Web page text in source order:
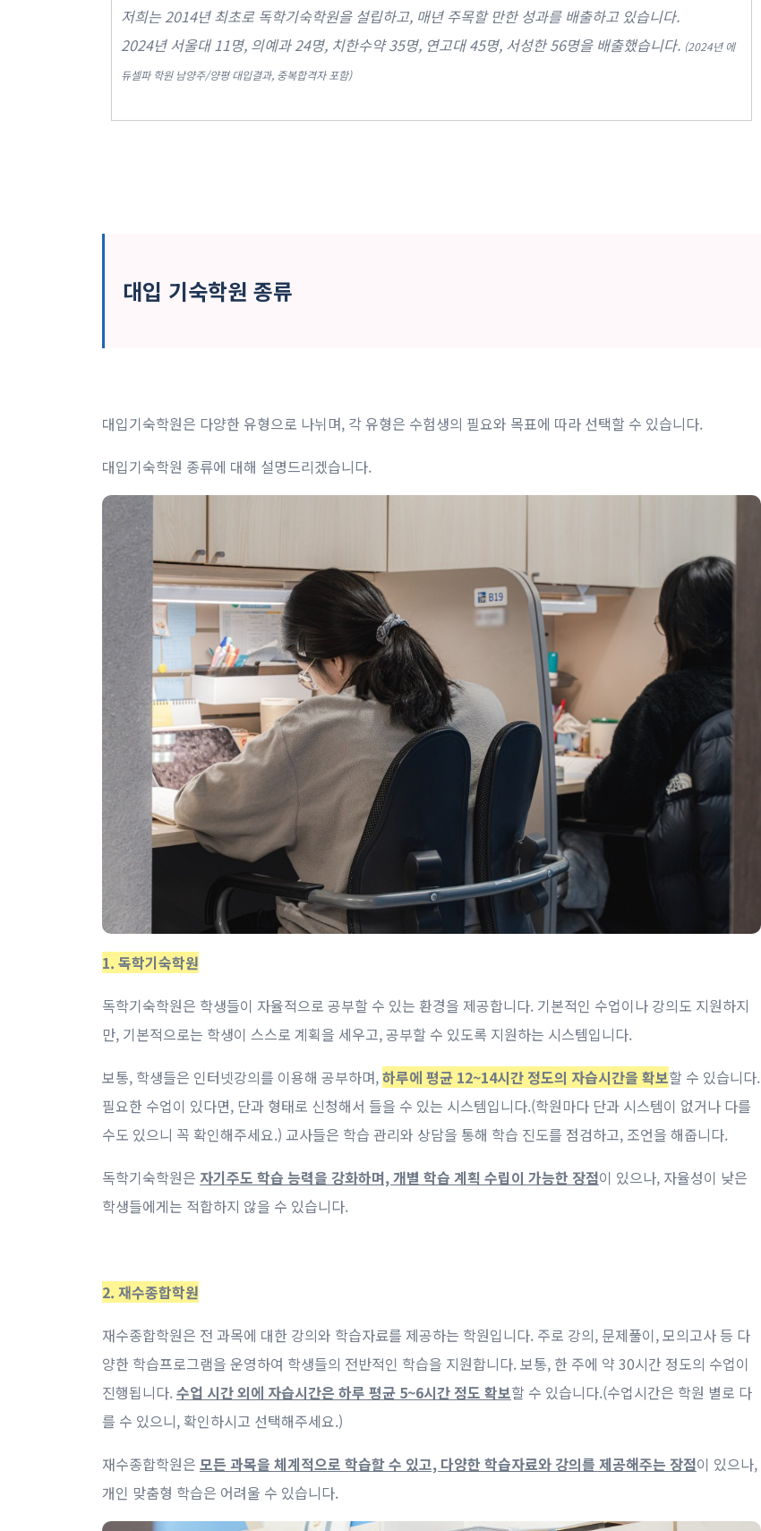
저희는 2014년 최초로 독학기숙학원을 설립하고, 매년 주목할 만한 성과를 배출하고 있습니다.
2024년 서울대 11명, 의예과 24명, 치한수약 35명, 연고대 45명, 서성한 56명을 배출했습니다. (2024년 에
듀셀파 학원 남양주/양평 대입결과, 중복합격자 포함)
대입 기숙학원 종류
대입기숙학원은 다양한 유형으로 나뉘며, 각 유형은 수험생의 필요와 목표에 따라 선택할 수 있습니다.
대입기숙학원 종류에 대해 설명드리겠습니다.
1. 독학기숙학원
독학기숙학원은 학생들이 자율적으로 공부할 수 있는 환경을 제공합니다. 기본적인 수업이나 강의도 지원하지
만, 기본적으로는 학생이 스스로 계획을 세우고, 공부할 수 있도록 지원하는 시스템입니다.
보통, 학생들은 인터넷강의를 이용해 공부하며,하루에 평균 12~14시간 정도의 자습시간을 확보할 수 있습니다.
필요한 수업이 있다면, 단과 형태로 신청해서 들을 수 있는 시스템입니다.(학원마다 단과 시스템이 없거나 다를
수도 있으니 꼭 확인해주세요.) 교사들은 학습 관리와 상담을 통해 학습 진도를 점검하고, 조언을 해줍니다.
독학기숙학원은 자기주도 학습 능력을 강화하며, 개별 학습 계획 수립이 가능한 장점이 있으나, 자율성이 낮은
학생들에게는 적합하지 않을 수 있습니다.
2. 재수종합학원
재수종합학원은 전 과목에 대한 강의와 학습자료를 제공하는 학원입니다. 주로 강의, 문제풀이, 모의고사 등 다
양한 학습프로그램을 운영하여 학생들의 전반적인 학습을 지원합니다. 보통, 한 주에 약 30시간 정도의 수업이
진행됩니다.수업 시간 외에 자습시간은 하루 평균 5~6시간 정도 확보할 수 있습니다.(수업시간은 학원 별로 다
를 수 있으니, 확인하시고 선택해주세요.)
재수종합학원은 모든 과목을 체계적으로 학습할 수 있고, 다양한 학습자료와 강의를 제공해주는 장점이 있으나,
개인 맞춤형 학습은 어려울 수 있습니다.